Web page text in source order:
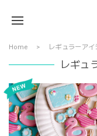
Home レギュラーア
レギュ